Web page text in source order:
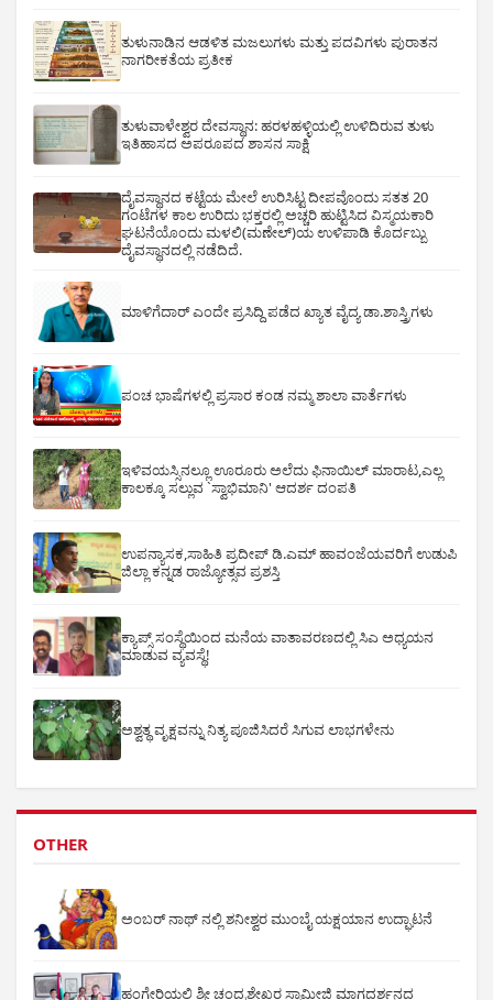
ತುಳುನಾಡಿನ ಆಡಳಿತ ಮಜಲುಗಳು ಮತ್ತು ಪದವಿಗಳು ಪುರಾತನ
ನಾಗರೀಕತೆಯ ಪ್ರತೀಕ
ತುಳುವಾಳೇಶ್ವರ ದೇವಸ್ಥಾನ: ಹರಳಹಳ್ಳಿಯಲ್ಲಿ ಉಳಿದಿರುವ ತುಳು
ಇತಿಹಾಸದ ಅಪರೂಪದ ಶಾಸನ ಸಾಕ್ಷಿ
ದೈವಸ್ಥಾನದ ಕಟ್ಟೆಯ ಮೇಲೆ ಉರಿಸಿಟ್ಟ ದೀಪವೊಂದು ಸತತ 20
ಗಂಟೆಗಳ ಕಾಲ ಉರಿದು ಭಕ್ತರಲ್ಲಿ ಅಚ್ಚರಿ ಹುಟ್ಟಿಸಿದ ವಿಸ್ಮಯಕಾರಿ
ಘಟನೆಯೊಂದು ಮಳಲಿ(ಮಣೇಲ್)ಯ ಉಳಿಪಾಡಿ ಕೊರ್ದಬ್ಬು
ದೈವಸ್ಥಾನದಲ್ಲಿ ನಡೆದಿದೆ.
ಮಾಳಿಗೆದಾರ್ ಎಂದೇ ಪ್ರಸಿದ್ದಿ ಪಡೆದ ಖ್ಯಾತ ವೈದ್ಯ ಡಾ.ಶಾಸ್ತ್ರಿಗಳು
ಪಂಚ ಭಾಷೆಗಳಲ್ಲಿ ಪ್ರಸಾರ ಕಂಡ ನಮ್ಮ ಶಾಲಾ ವಾರ್ತೆಗಳು
ಇಳಿವಯಸ್ಸಿನಲ್ಲೂ ಊರೂರು ಅಲೆದು ಫಿನಾಯಿಲ್ ಮಾರಾಟ,ಎಲ್ಲ
ಕಾಲಕ್ಕೂ ಸಲ್ಲುವ `ಸ್ವಾಭಿಮಾನಿ' ಆದರ್ಶ ದಂಪತಿ
ಉಪನ್ಯಾಸಕ,ಸಾಹಿತಿ ಪ್ರದೀಪ್ ಡಿ.ಎಮ್ ಹಾವಂಜೆಯವರಿಗೆ ಉಡುಪಿ
ಜಿಲ್ಲಾ ಕನ್ನಡ ರಾಜ್ಯೋತ್ಸವ ಪ್ರಶಸ್ತಿ
ಕ್ಯಾಪ್ಸ್ ಸಂಸ್ಥೆಯಿಂದ ಮನೆಯ ವಾತಾವರಣದಲ್ಲಿ ಸಿಎ ಅಧ್ಯಯನ
ಮಾಡುವ ವ್ಯವಸ್ಥೆ!
ಅಶ್ವತ್ಥ ವೃಕ್ಷವನ್ನು ನಿತ್ಯ ಪೂಜಿಸಿದರೆ ಸಿಗುವ ಲಾಭಗಳೇನು
OTHER
ಅಂಬರ್ ನಾಥ್ ನಲ್ಲಿ ಶನೀಶ್ವರ ಮುಂಬೈ ಯಕ್ಷಯಾನ ಉದ್ಘಾಟನೆ
ಹಂಗೇರಿಯಲ್ಲಿ ಶ್ರೀ ಚಂದ್ರಶೇಖರ ಸ್ವಾಮೀಜಿ ಮಾಗದರ್ಶನದ